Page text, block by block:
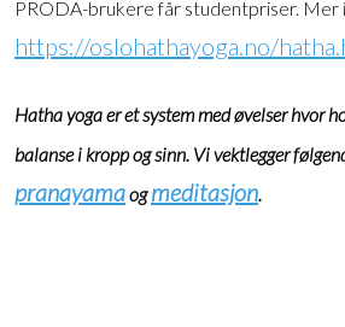
PRODA-brukere får studentpriser. Mer
https://oslohathayoga.no/
Hatha yoga er et system med øvelser hvor
balanse i kropp og sinn. Vi vektlegger
pranayamaogmeditasjon.